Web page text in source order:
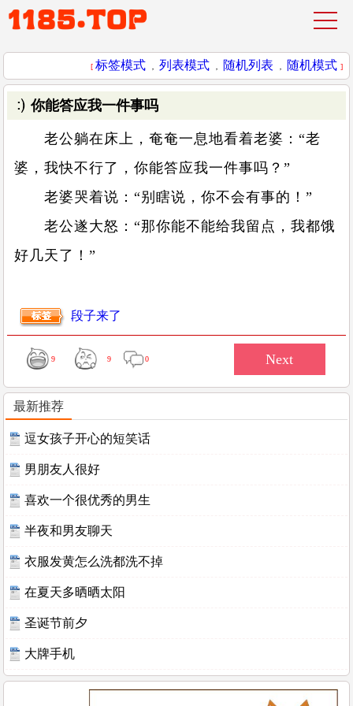
[ 标签模式 ， 列表模式 ， 随机列表 ， 随机模式 ]
你能答应我一件事吗
老公躺在床上，奄奄一息地看着老婆：“老
婆，我快不行了，你能答应我一件事吗？”
老婆哭着说：“别瞎说，你不会有事的！”
老公遂大怒：“那你能不能给我留点，我都饿
好几天了！”
段子来了
9 9 0
最新推荐
逗女孩子开心的短笑话
男朋友人很好
喜欢一个很优秀的男生
半夜和男友聊天
衣服发黄怎么洗都洗不掉
在夏天多晒晒太阳
圣诞节前夕
大牌手机